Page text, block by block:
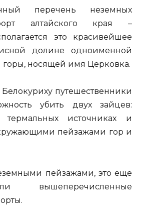
перечень неземных
алтайского края –
это красивейшее
долине одноименной
горы, носящей имя Церковка.
путешественники
убить двух зайцев:
термальных источниках и
пейзажами гор и
пейзажами, это еще
вышеперечисленные